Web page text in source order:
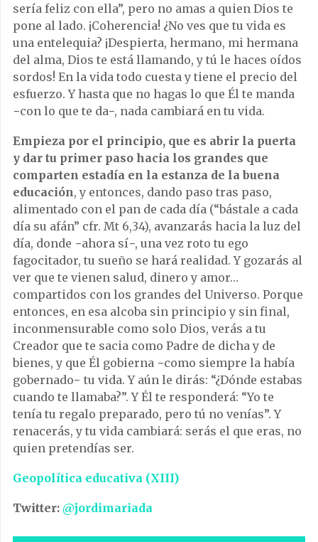
sería feliz con ella”, pero no amas a quien Dios te
pone al lado. ¡Coherencia! ¿No ves que tu vida es
una entelequia? ¡Despierta, hermano, mi hermana
del alma, Dios te está llamando, y tú le haces oídos
sordos! En la vida todo cuesta y tiene el precio del
esfuerzo. Y hasta que no hagas lo que Él te manda
−con lo que te da−, nada cambiará en tu vida.
Empieza por el principio, que es abrir la puerta
y dar tu primer paso hacia los grandes que
comparten estadía en la estanza de la buena
educación, y entonces, dando paso tras paso,
alimentado con el pan de cada día (“bástale a cada
día su afán” cfr. Mt 6,34), avanzarás hacia la luz del
día, donde −ahora sí−, una vez roto tu ego
fagocitador, tu sueño se hará realidad. Y gozarás al
ver que te vienen salud, dinero y amor…
compartidos con los grandes del Universo. Porque
entonces, en esa alcoba sin principio y sin final,
inconmensurable como solo Dios, verás a tu
Creador que te sacia como Padre de dicha y de
bienes, y que Él gobierna −como siempre la había
gobernado− tu vida. Y aún le dirás: “¿Dónde estabas
cuando te llamaba?”. Y Él te responderá: “Yo te
tenía tu regalo preparado, pero tú no venías”. Y
renacerás, y tu vida cambiará: serás el que eras, no
quien pretendías ser.
Geopolítica educativa (XIII)
Twitter: @jordimariada